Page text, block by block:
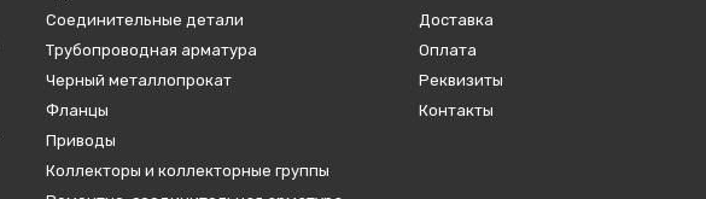
Соединительные детали
Трубопроводная арматура
Черный металлопрокат
Фланцы
Приводы
Коллекторы и коллекторные группы
Доставка
Оплата
Реквизиты
Контакты